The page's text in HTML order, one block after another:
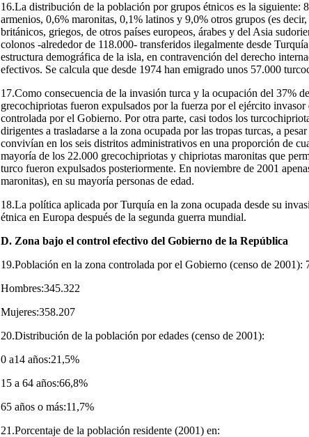
16.La distribución de la población por grupos étnicos es la
armenios, 0,6% maronitas, 0,1% latinos y 9,0% otros grupos (es
británicos, griegos, de otros países europeos, árabes y del Asia
colonos -alrededor de 118.000- transferidos ilegalmente desde
estructura demográfica de la isla, en contravención del derecho
efectivos. Se calcula que desde 1974 han emigrado unos 57.000
17.Como consecuencia de la invasión turca y la ocupación del 37%
grecochipriotas fueron expulsados por la fuerza por el ejército
controlada por el Gobierno. Por otra parte, casi todos los
dirigentes a trasladarse a la zona ocupada por las tropas turcas, a
convivían en los seis distritos administrativos en una proporción de
mayoría de los 22.000 grecochipriotas y chipriotas maronitas que
turco fueron expulsados posteriormente. En noviembre de 2001
maronitas), en su mayoría personas de edad.
18.La política aplicada por Turquía en la zona ocupada desde su
étnica en Europa después de la segunda guerra mundial.
D. Zona bajo el control efectivo del Gobierno de la República
19.Población en la zona controlada por el Gobierno (censo de 2001):
Hombres:345.322
Mujeres:358.207
20.Distribución de la población por edades (censo de 2001):
0 a14 años:21,5%
15 a 64 años:66,8%
65 años o más:11,7%
21.Porcentaje de la población residente (2001) en: